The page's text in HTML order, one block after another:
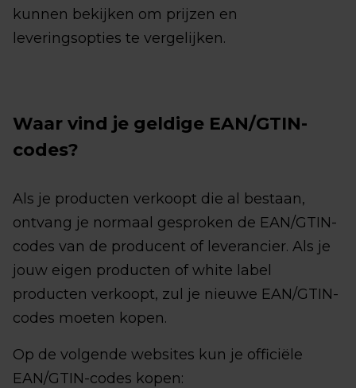
kunnen bekijken om prijzen en
leveringsopties te vergelijken.
Waar vind je geldige EAN/GTIN-
codes?
Als je producten verkoopt die al bestaan,
ontvang je normaal gesproken de EAN/GTIN-
codes van de producent of leverancier. Als je
jouw eigen producten of white label
producten verkoopt, zul je nieuwe EAN/GTIN-
codes moeten kopen.
Op de volgende websites kun je officiële
EAN/GTIN-codes kopen: